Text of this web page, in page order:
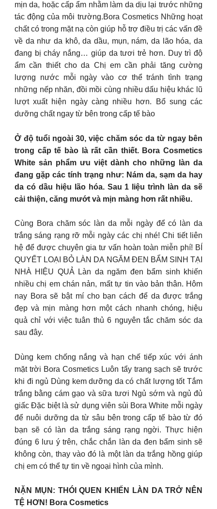
mịn da, hoặc cấp ẩm nhằm làm da dịu lại trước những
tác động của môi trường.Bora Cosmetics Những hoạt
chất có trong mặt nạ còn giúp hỗ trợ điều trị các vấn đề
về da như da khô, da dầu, mụn, nám, da lão hóa, da
đang bị cháy nắng… giúp da tươi trẻ hơn. Duy trì độ
ẩm cần thiết cho da Chị em cần phải tăng cường
lượng nước mỗi ngày vào cơ thể tránh tình trạng
những nếp nhăn, đồi mồi cùng nhiều dấu hiệu khác lũ
lượt xuất hiện ngày càng nhiều hơn. Bổ sung các
dưỡng chất ngay từ bên trong cấp tế bào
Ở độ tuổi ngoài 30, việc chăm sóc da từ ngay bên
trong cấp tế bào là rất cần thiết. Bora Cosmetics
White sản phẩm ưu việt dành cho những làn da
đang gặp các tính trạng như: Nám da, sạm da hay
da có dầu hiệu lão hóa. Sau 1 liệu trình làn da sẽ
cải thiện, căng mướt và mịn màng hơn rất nhiều.
Cùng Bora chăm sóc làn da mỗi ngày để có làn da
trắng sáng rạng rỡ mỗi ngày các chị nhé! Chi tiết liên
hệ để được chuyên gia tư vấn hoàn toàn miễn phí! BÍ
QUYẾT LOẠI BỎ LÀN DA NGĂM ĐEN BẨM SINH TẠI
NHÀ HIỆU QUẢ Làn da ngăm đen bẩm sinh khiến
nhiều chị em chán nản, mất tự tin vào bản thân. Hôm
nay Bora sẽ bật mí cho bạn cách để da được trắng
đẹp và mịn màng hơn một cách nhanh chóng, hiệu
quả chỉ với việc tuân thủ 6 nguyên tắc chăm sóc da
sau đây.
Dùng kem chống nắng và hạn chế tiếp xúc với ánh
mặt trời Bora Cosmetics Luôn tẩy trang sạch sẽ trước
khi đi ngủ Dùng kem dưỡng da có chất lượng tốt Tắm
trắng bằng cám gạo và sữa tươi Ngủ sớm và ngủ đủ
giấc Đặc biệt là sử dụng viên sủi Bora White mỗi ngày
để nuôi dưỡng da từ sâu bên trong cấp tế bào từ đó
bạn sẽ có làn da trắng sáng rạng ngời. Thực hiện
đúng 6 lưu ý trên, chắc chắn làn da đen bẩm sinh sẽ
không còn, thay vào đó là một làn da trắng hồng giúp
chị em có thể tự tin về ngoại hình của mình.
NẶN MỤN: THÓI QUEN KHIẾN LÀN DA TRỞ NÊN
TỆ HƠN! Bora Cosmetics